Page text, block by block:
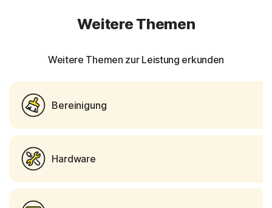
Weitere Themen
Weitere Themen zur Leistung erkunden
Bereinigung
Hardware